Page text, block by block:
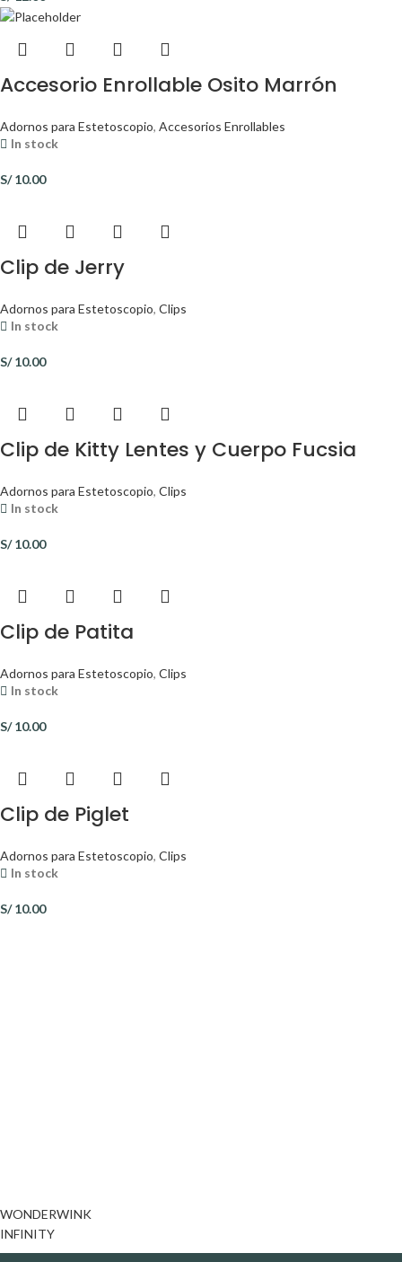
Accesorio Enrollable Osito Marrón
Adornos para Estetoscopio, Accesorios Enrollables
In stock
S/10.00
Clip de Jerry
Adornos para Estetoscopio, Clips
In stock
S/10.00
Clip de Kitty Lentes y Cuerpo Fucsia
Adornos para Estetoscopio, Clips
In stock
S/10.00
Clip de Patita
Adornos para Estetoscopio, Clips
In stock
S/10.00
Clip de Piglet
Adornos para Estetoscopio, Clips
In stock
S/10.00
WONDERWINK
INFINITY